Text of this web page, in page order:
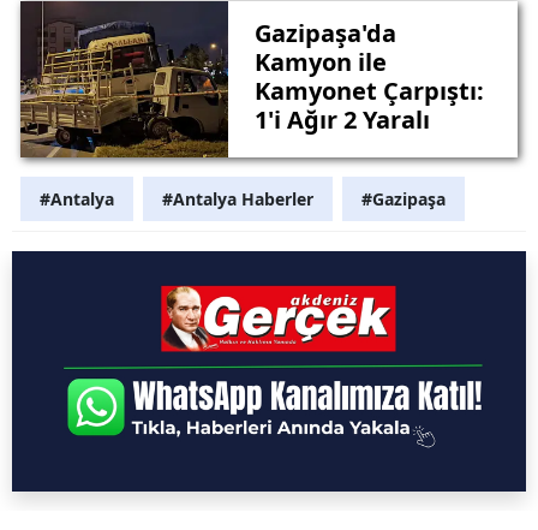
Gazipaşa'da
Kamyon ile
Kamyonet Çarpıştı:
1'i Ağır 2 Yaralı
#Antalya #Antalya Haberler #Gazipaşa